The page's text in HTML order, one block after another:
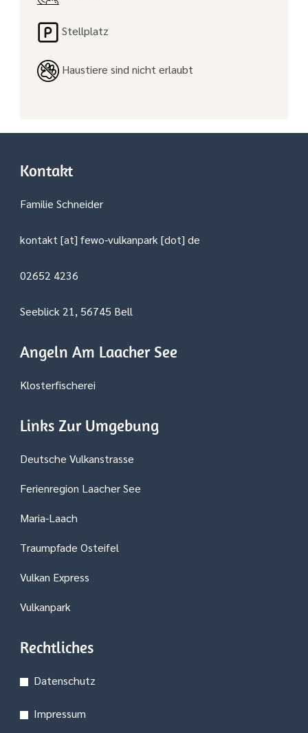
Stellplatz
Haustiere sind nicht erlaubt
Kontakt
Familie Schneider
kontakt [at] fewo-vulkanpark [dot] de
02652 4236
Seeblick 21, 56745 Bell
Angeln Am Laacher See
Klosterfischerei
Links Zur Umgebung
Deutsche Vulkanstrasse
Ferienregion Laacher See
Maria-Laach
Traumpfade Osteifel
Vulkan Express
Vulkanpark
Rechtliches
Datenschutz
Impressum